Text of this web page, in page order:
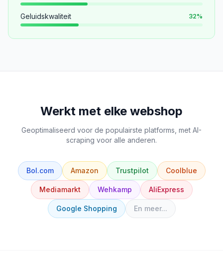
Geluidskwaliteit 32%
Werkt met elke webshop
Geoptimaliseerd voor de populairste platforms, met AI-
scraping voor alle anderen.
Bol.com Amazon Trustpilot Coolblue
Mediamarkt Wehkamp AliExpress
Google Shopping En meer...